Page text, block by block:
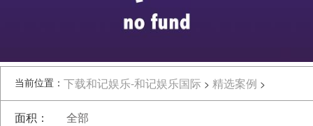
当前位置： 下载和记娱乐-和记娱乐国际 > 精选案例 >
面积： 全部